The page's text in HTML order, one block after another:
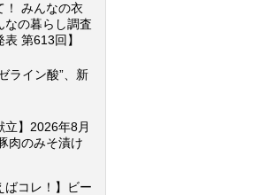
！ みんなの衣
なの暮らし調査
第613回】
ライン酸”、新
立】2026年8月
肉のみそ漬け
ばコレ！】ビー